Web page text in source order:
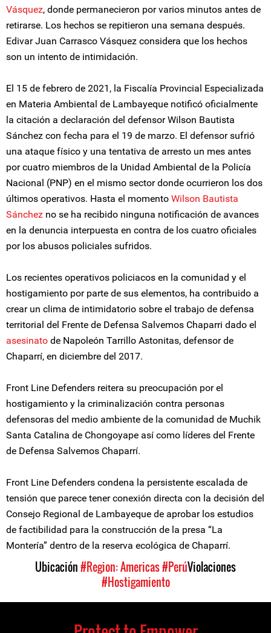
Vásquez, donde permanecieron por varios minutos antes de
retirarse. Los hechos se repitieron una semana después.
Edivar Juan Carrasco Vásquez considera que los hechos
son un intento de intimidación.
El 15 de febrero de 2021, la Fiscalía Provincial Especializada
en Materia Ambiental de Lambayeque notificó oficialmente
la citación a declaración del defensor Wilson Bautista
Sánchez con fecha para el 19 de marzo. El defensor sufrió
una ataque físico y una tentativa de arresto un mes antes
por cuatro miembros de la Unidad Ambiental de la Policía
Nacional (PNP) en el mismo sector donde ocurrieron los dos
últimos operativos. Hasta el momento Wilson Bautista
Sánchez no se ha recibido ninguna notificación de avances
en la denuncia interpuesta en contra de los cuatro oficiales
por los abusos policiales sufridos.
Los recientes operativos policiacos en la comunidad y el
hostigamiento por parte de sus elementos, ha contribuido a
crear un clima de intimidatorio sobre el trabajo de defensa
territorial del Frente de Defensa Salvemos Chaparri dado el
asesinato de Napoleón Tarrillo Astonitas, defensor de
Chaparrí, en diciembre del 2017.
Front Line Defenders reitera su preocupación por el
hostigamiento y la criminalización contra personas
defensoras del medio ambiente de la comunidad de Muchik
Santa Catalina de Chongoyape así como líderes del Frente
de Defensa Salvemos Chaparrí.
Front Line Defenders condena la persistente escalada de
tensión que parece tener conexión directa con la decisión del
Consejo Regional de Lambayeque de aprobar los estudios
de factibilidad para la construcción de la presa “La
Montería” dentro de la reserva ecológica de Chaparrí.
Ubicación#Region: Americas#PerúViolaciones
#Hostigamiento